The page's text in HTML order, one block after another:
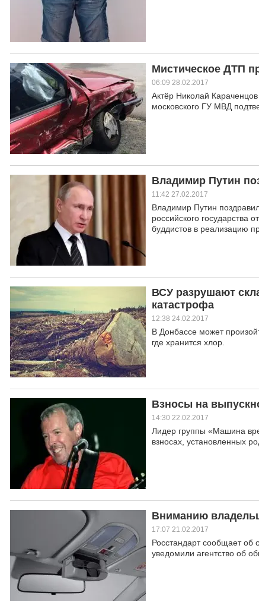
Мистическое ДТП
06:09 28.02.2017
Актёр Николай
московского ГУ МВД
Владимир Путин
11:42 27.02.2017
Владимир Путин
российского государства
буддистов в реализацию
ВСУ разрушают
катастрофа
12:38 24.02.2017
В Донбассе может
где хранится хлор.
Взносы на
14:30 22.02.2017
Лидер группы «Машина
взносах, установленных
Вниманию
17:07 21.02.2017
Росстандарт сообщает об
уведомили агентство об